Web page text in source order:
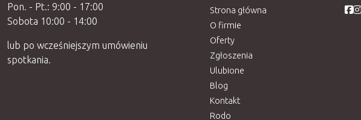
Pon. - Pt.: 9:00 - 17:00
Sobota 10:00 - 14:00
lub po wcześniejszym umówieniu
spotkania.
Strona główna
O firmie
Oferty
Zgłoszenia
Ulubione
Blog
Kontakt
Rodo